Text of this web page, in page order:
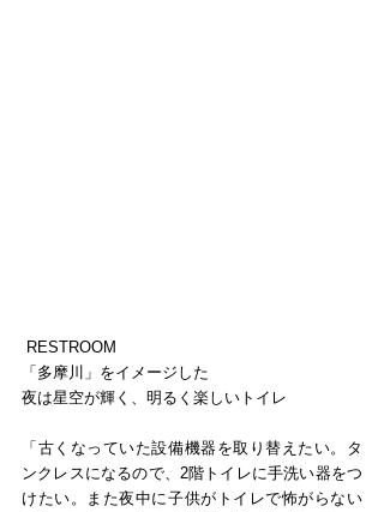
RESTROOM
「多摩川」をイメージした
夜は星空が輝く、明るく楽しいトイレ
「古くなっていた設備機器を取り替えたい。タ
ンクレスになるので、2階トイレに手洗い器をつ
けたい。また夜中に子供がトイレで怖がらない